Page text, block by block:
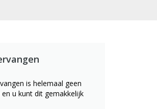
is helemaal geen
u kunt dit gemakkelijk